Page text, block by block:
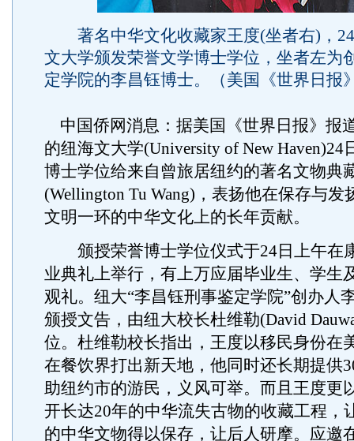
著名中华文化收藏家王度(坐者右)，
文大学颁发荣誉文学博士学位，坐者左为
定学院的李昌钰博士。（美国《世界日报
中国侨网消息：据美国《世界日报》报
的纽海文大学(University of New Haven)24
博士学位给来自曾旅居纽约的著名文物典
(Wellington Tu Wang)，表扬他在保存与发
文明一环的中华文化上的长年贡献。
颁授荣誉博士学位仪式于24日上午在
业典礼上举行，有上万应届毕业生、学生
观礼。纽大“李昌钰刑事鉴定学院”创办人
颁授文告，由纽大校长杜维勒(David
位。杜维勒校长指出，王度以移民身份在
在餐饮界打出新天地，他同时还长期提供
助纽约市的游民，义风可举。而且王度更
开长达20年的中华流失古物的收藏工程，
的中华文物得以保存，让后人研摩。应邀